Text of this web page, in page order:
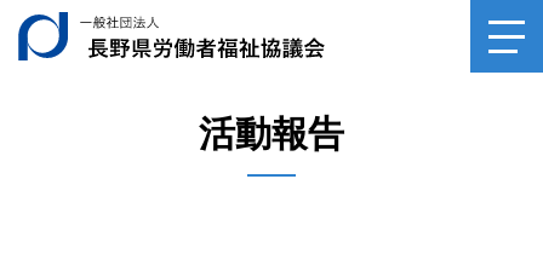
一般社団法人長野
活動報告